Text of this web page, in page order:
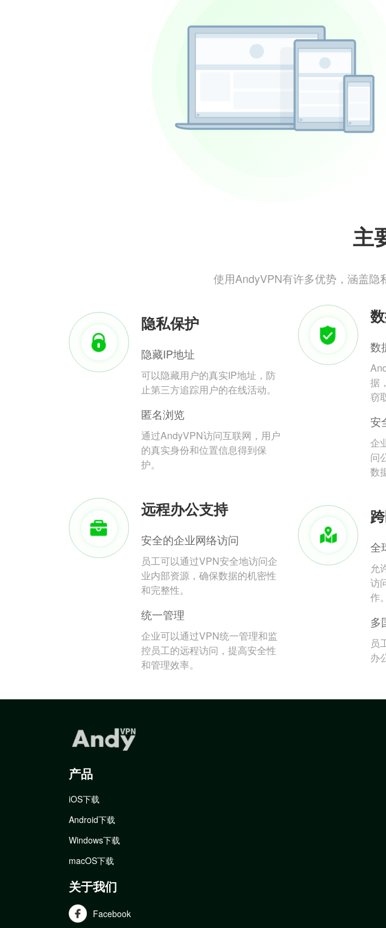
主
使用AndyVPN有许多优势，涵盖
隐私保护
隐藏IP地址
可以隐藏用户的真实IP地址，防
止第三方追踪用户的在线活动。
匿名浏览
通过AndyVPN访问互联网，用户
的真实身份和位置信息得到保
护。
数
据
窃
安
企
问
数
远程办公支持
安全的企业网络访问
员工可以通过VPN安全地访问企
业内部资源，确保数据的机密性
和完整性。
统一管理
企业可以通过VPN统一管理和监
控员工的远程访问，提高安全性
和管理效率。
全
允
访
作。
多
员
办
产品
iOS下载
Android下载
Windows下载
macOS下载
关于我们
Facebook